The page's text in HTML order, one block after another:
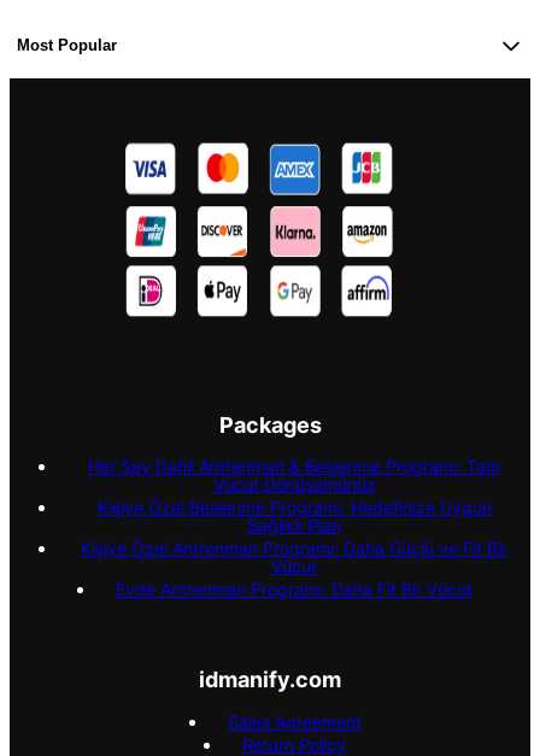
Most Popular
Packages
Her Şey Dahil Antrenman & Beslenme Programı: Tam
Vücut Dönüşümünüz
Kişiye Özel Beslenme Programı: Hedefinize Uygun
Sağlıklı Plan
Kişiye Özel Antrenman Programı: Daha Güçlü ve Fit Bir
Vücut
Evde Antrenman Programı: Daha Fit Bir Vücut
idmanify.com
Sales Agreement
Return Policy